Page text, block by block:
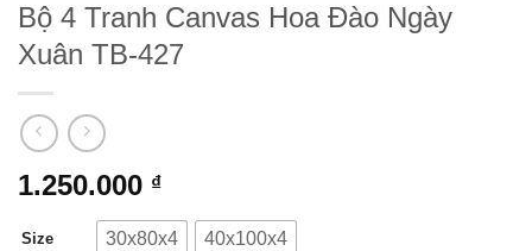
Bộ 4 Tranh Canvas Hoa Đào Ngày
Xuân TB-427
1.250.000 ₫
Size 30x80x4 40x100x4